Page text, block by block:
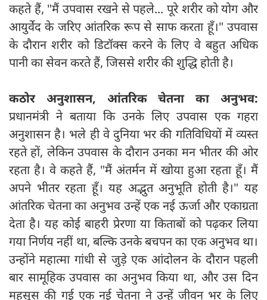
कहते हैं, "मैं उपवास रखने से पहले... पूरे शरीर को योग और
आयुर्वेद के जरिए आंतरिक रूप से साफ करता हूँ।" उपवास
के दौरान शरीर को डिटॉक्स करने के लिए वे बहुत अधिक
पानी का सेवन करते हैं, जिससे शरीर की शुद्धि होती है।
कठोर अनुशासन, आंतरिक चेतना का अनुभव:
प्रधानमंत्री ने बताया कि उनके लिए उपवास एक गहरा
अनुशासन है। भले ही वे दुनिया भर की गतिविधियों में व्यस्त
रहते हों, लेकिन उपवास के दौरान उनका मन भीतर की ओर
रहता है। वे कहते हैं, "मैं अंतर्मन में खोया हुआ रहता हूँ। मैं
अपने भीतर रहता हूँ। यह अद्भुत अनुभूति होती है।" यह
आंतरिक चेतना का अनुभव उन्हें एक नई ऊर्जा और एकाग्रता
देता है। यह कोई बाहरी प्रेरणा या किताबों को पढ़कर लिया
गया निर्णय नहीं था, बल्कि उनके बचपन का एक अनुभव था।
उन्होंने महात्मा गांधी से जुड़े एक आंदोलन के दौरान पहली
बार सामूहिक उपवास का अनुभव किया था, और उस दिन
महसूस की गई एक नई चेतना ने उन्हें जीवन भर के लिए